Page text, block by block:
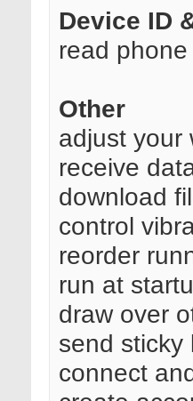
Device ID
read
Other
adjust your
receive
download
control
reorder
run at
draw over
send sticky
connect